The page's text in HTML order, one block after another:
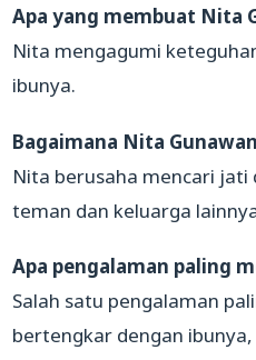
Apa yang membuat Nita
Nita mengagumi
ibunya.
Bagaimana Nita
Nita berusaha mencari
teman dan keluarga
Apa pengalaman paling
Salah satu pengalaman
bertengkar dengan